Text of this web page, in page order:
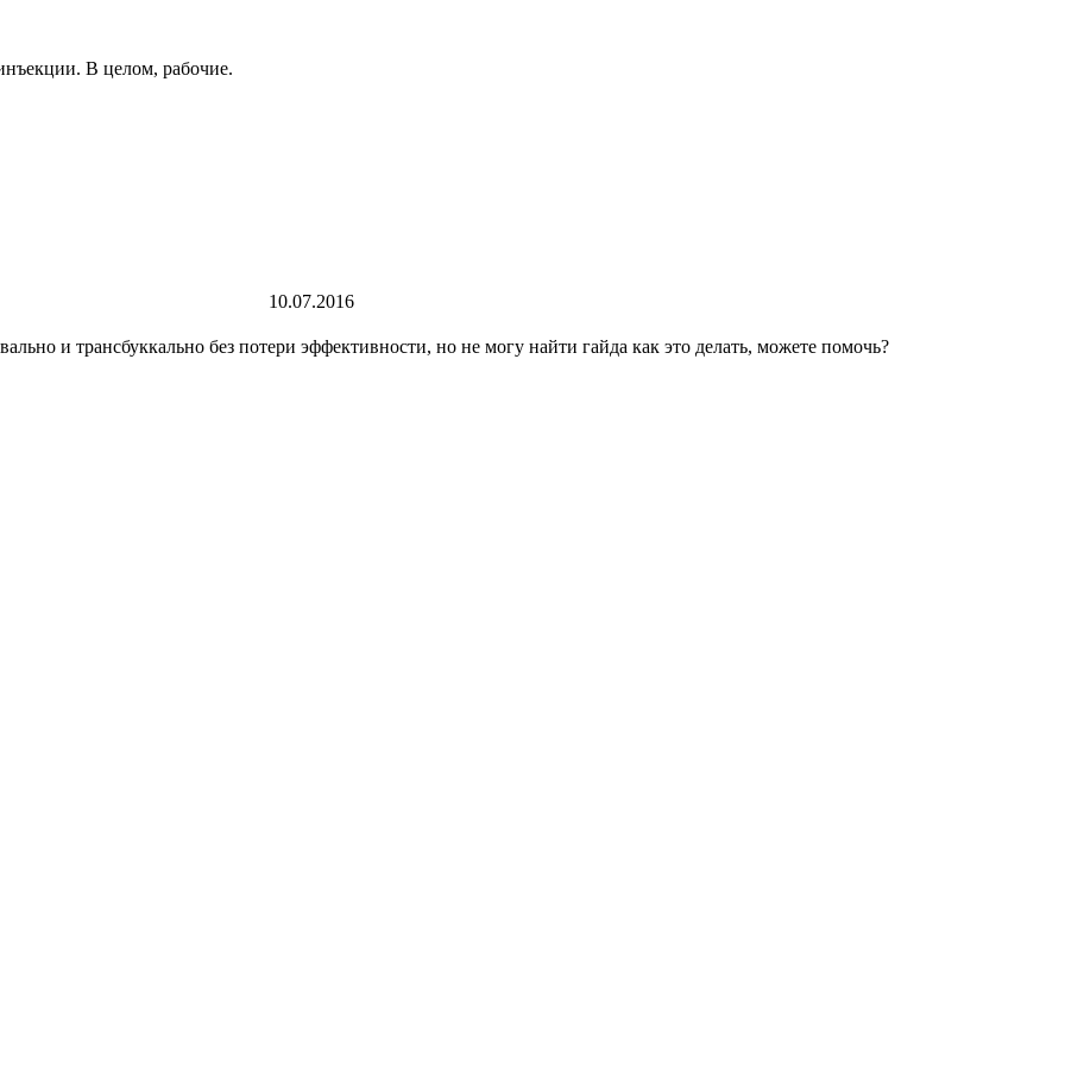
В целом, рабочие.
10.07.2016
и трансбуккально без потери эффективности, но не могу найти гайда как это делать, можете помочь?